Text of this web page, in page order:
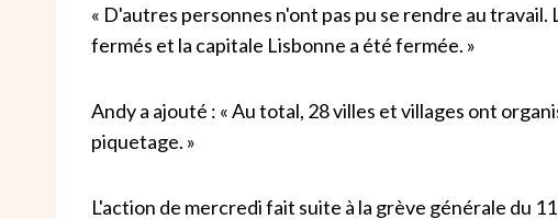
« D'autres personnes n'ont pas pu se rendre au
fermés et la capitale Lisbonne a été fermée. »
Andy a ajouté : « Au total, 28 villes et villages ont
piquetage. »
L'action de mercredi fait suite à la grève générale du